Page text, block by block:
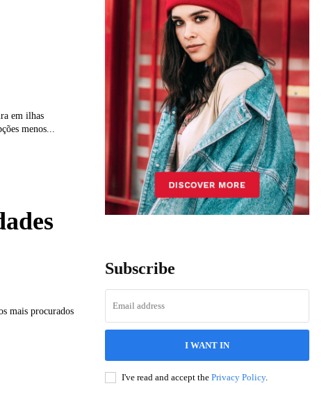
em ilhas
menos...
mais procurados
Subscribe
I WANT IN
I've read and accept the Privacy Policy.